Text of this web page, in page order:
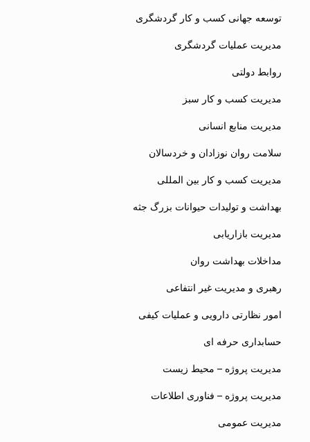
توسعه جهانی کسب و کار گردشگری
مدیریت عملیات گردشگری
روابط دولتی
مدیریت کسب و کار سبز
مدیریت منابع انسانی
سلامت روان نوزادان و خردسالان
مدیریت کسب و کار بین المللی
بهداشت و تولیدات حیوانات بزرگ جثه
مدیریت بازاریابی
مداخلات بهداشت روان
رهبری و مدیریت غیر انتفاعی
امور نظارتی دارویی و عملیات کیفی
حسابداری حرفه ای
مدیریت پروژه – محیط زیست
مدیریت پروژه – فناوری اطلاعات
مدیریت عمومی